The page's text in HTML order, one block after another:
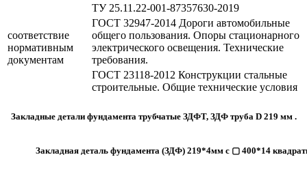
соответствие
нормативным
документам
ТУ 25.11.22-001-87357630-2019
ГОСТ 32947-2014 Дороги автомобильные
общего пользования. Опоры стационарного
электрического освещения. Технические
требования.
ГОСТ 23118-2012 Конструкции стальные
строительные. Общие технические условия
Закладные детали фундамента трубчатые ЗДФТ, ЗДФ труба D 219 мм .
Закладная деталь фундамента (ЗДФ) 219*4мм с ▢ 400*14